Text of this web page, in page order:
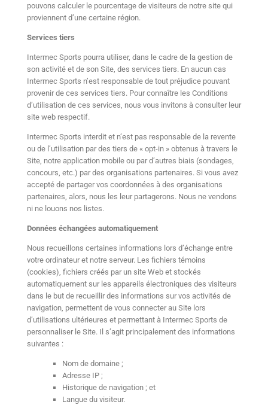
pouvons calculer le pourcentage de visiteurs de notre site qui
proviennent d’une certaine région.
Services tiers
Intermec Sports pourra utiliser, dans le cadre de la gestion de
son activité et de son Site, des services tiers. En aucun cas
Intermec Sports n’est responsable de tout préjudice pouvant
provenir de ces services tiers. Pour connaître les Conditions
d’utilisation de ces services, nous vous invitons à consulter leur
site web respectif.
Intermec Sports interdit et n’est pas responsable de la revente
ou de l’utilisation par des tiers de « opt-in » obtenus à travers le
Site, notre application mobile ou par d’autres biais (sondages,
concours, etc.) par des organisations partenaires. Si vous avez
accepté de partager vos coordonnées à des organisations
partenaires, alors, nous les leur partagerons. Nous ne vendons
ni ne louons nos listes.
Données échangées automatiquement
Nous recueillons certaines informations lors d’échange entre
votre ordinateur et notre serveur. Les fichiers témoins
(cookies), fichiers créés par un site Web et stockés
automatiquement sur les appareils électroniques des visiteurs
dans le but de recueillir des informations sur vos activités de
navigation, permettent de vous connecter au Site lors
d’utilisations ultérieures et permettant à Intermec Sports de
personnaliser le Site. Il s’agit principalement des informations
suivantes :
Nom de domaine ;
Adresse IP ;
Historique de navigation ; et
Langue du visiteur.